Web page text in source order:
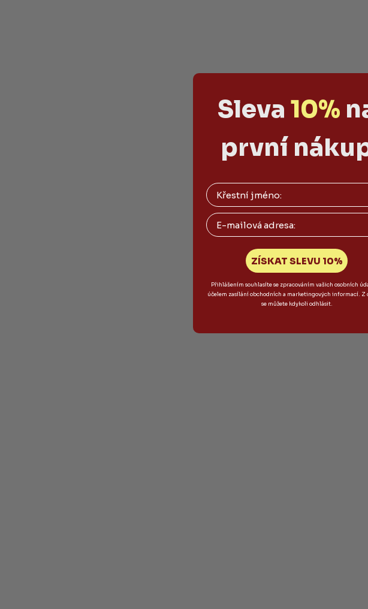
Sleva 10%
první
Email
ZÍSKAT SLEVU 10%
Přihlášením souhlasíte se zpracováním vašich osobních
účelem zasílání obchodních a marketingových informací. Z
se můžete kdykoli odhlásit.